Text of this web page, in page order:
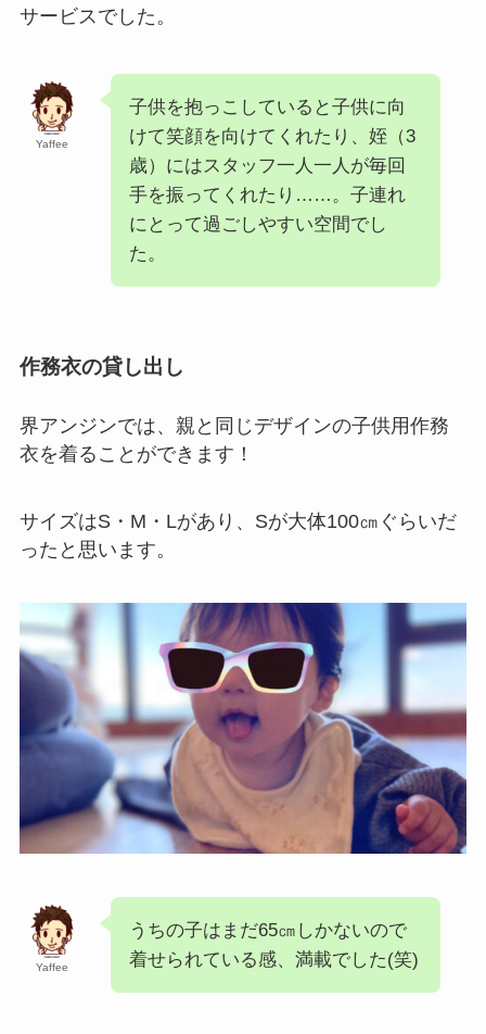
サービスでした。
Yaffee
子供を抱っこしていると子供に向
けて笑顔を向けてくれたり、姪（3
歳）にはスタッフ一人一人が毎回
手を振ってくれたり……。子連れ
にとって過ごしやすい空間でし
た。
作務衣の貸し出し
界アンジンでは、親と同じデザインの子供用作務
衣を着ることができます！
サイズはS・M・Lがあり、Sが大体100㎝ぐらいだ
ったと思います。
Yaffee
うちの子はまだ65㎝しかないので
着せられている感、満載でした(笑)